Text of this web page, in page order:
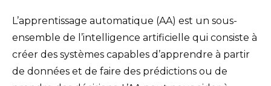
L’apprentissage automatique (AA) est un sous-
ensemble de l’intelligence artificielle qui consiste à
créer des systèmes capables d’apprendre à partir
de données et de faire des prédictions ou de